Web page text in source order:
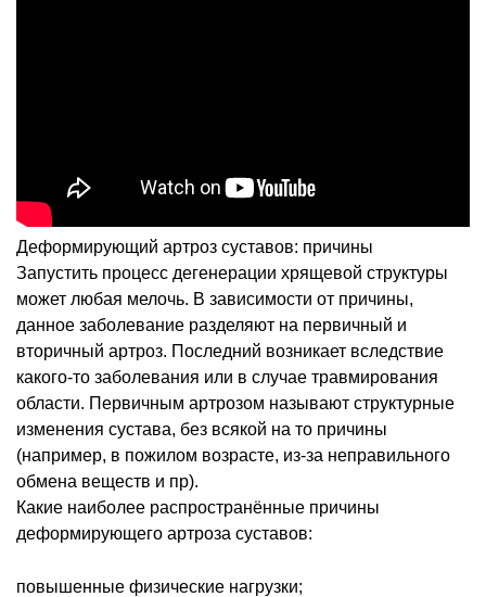
Деформирующий артроз суставов: причины
Запустить процесс дегенерации хрящевой структуры
может любая мелочь. В зависимости от причины,
данное заболевание разделяют на первичный и
вторичный артроз. Последний возникает вследствие
какого-то заболевания или в случае травмирования
области. Первичным артрозом называют структурные
изменения сустава, без всякой на то причины
(например, в пожилом возрасте, из-за неправильного
обмена веществ и пр).
Какие наиболее распространённые причины
деформирующего артроза суставов:
повышенные физические нагрузки;